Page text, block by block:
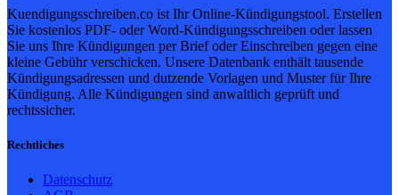
Kuendigungsschreiben.co ist Ihr Online-Kündigungstool. Erstellen
Sie kostenlos PDF- oder Word-Kündigungsschreiben oder lassen
Sie uns Ihre Kündigungen per Brief oder Einschreiben gegen eine
kleine Gebühr verschicken. Unsere Datenbank enthält tausende
Kündigungsadressen und dutzende Vorlagen und Muster für Ihre
Kündigung. Alle Kündigungen sind anwaltlich geprüft und
rechtssicher.
Rechtliches
Datenschutz